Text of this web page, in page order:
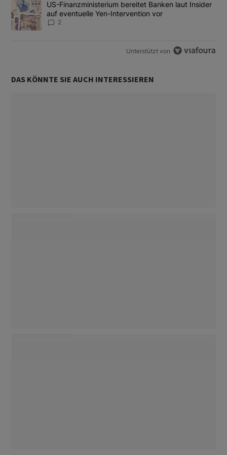
Ein Trendartikel mit dem Titel "US-Finanzministerium bereitet
US-Finanzministerium bereitet Banken laut Insider
auf eventuelle Yen-Intervention vor
2
Unterstützt von
DAS KÖNNTE SIE AUCH INTERESSIEREN